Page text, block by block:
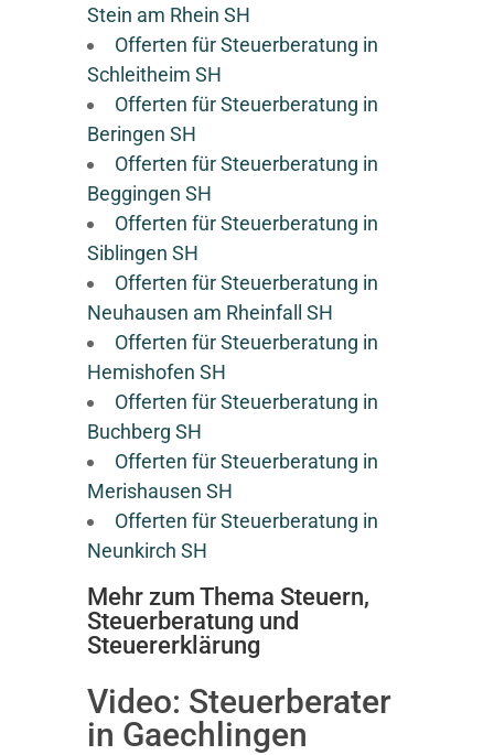
Stein am Rhein SH
Offerten für Steuerberatung in
Schleitheim SH
Offerten für Steuerberatung in
Beringen SH
Offerten für Steuerberatung in
Beggingen SH
Offerten für Steuerberatung in
Siblingen SH
Offerten für Steuerberatung in
Neuhausen am Rheinfall SH
Offerten für Steuerberatung in
Hemishofen SH
Offerten für Steuerberatung in
Buchberg SH
Offerten für Steuerberatung in
Merishausen SH
Offerten für Steuerberatung in
Neunkirch SH
Mehr zum Thema Steuern,
Steuerberatung und
Steuererklärung
Video: Steuerberater
in Gaechlingen